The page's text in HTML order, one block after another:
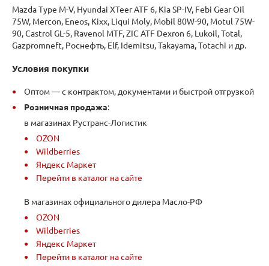
Mazda Type M-V, Hyundai XTeer ATF 6, Kia SP-IV, Febi Gear Oil
75W, Mercon, Eneos, Kixx, Liqui Moly, Mobil 80W-90, Motul 75W-
90, Castrol GL-5, Ravenol MTF, ZIC ATF Dexron 6, Lukoil, Total,
Gazpromneft, Роснефть, Elf, Idemitsu, Takayama, Totachi и др.
Условия покупки
Оптом — с контрактом, документами и быстрой отгрузкой
Розничная продажа:
в магазинах Рустранс-Логистик
OZON
Wildberries
Яндекс Маркет
Перейти в каталог на сайте
В магазинах официального дилера Масло-РФ
OZON
Wildberries
Яндекс Маркет
Перейти в каталог на сайте